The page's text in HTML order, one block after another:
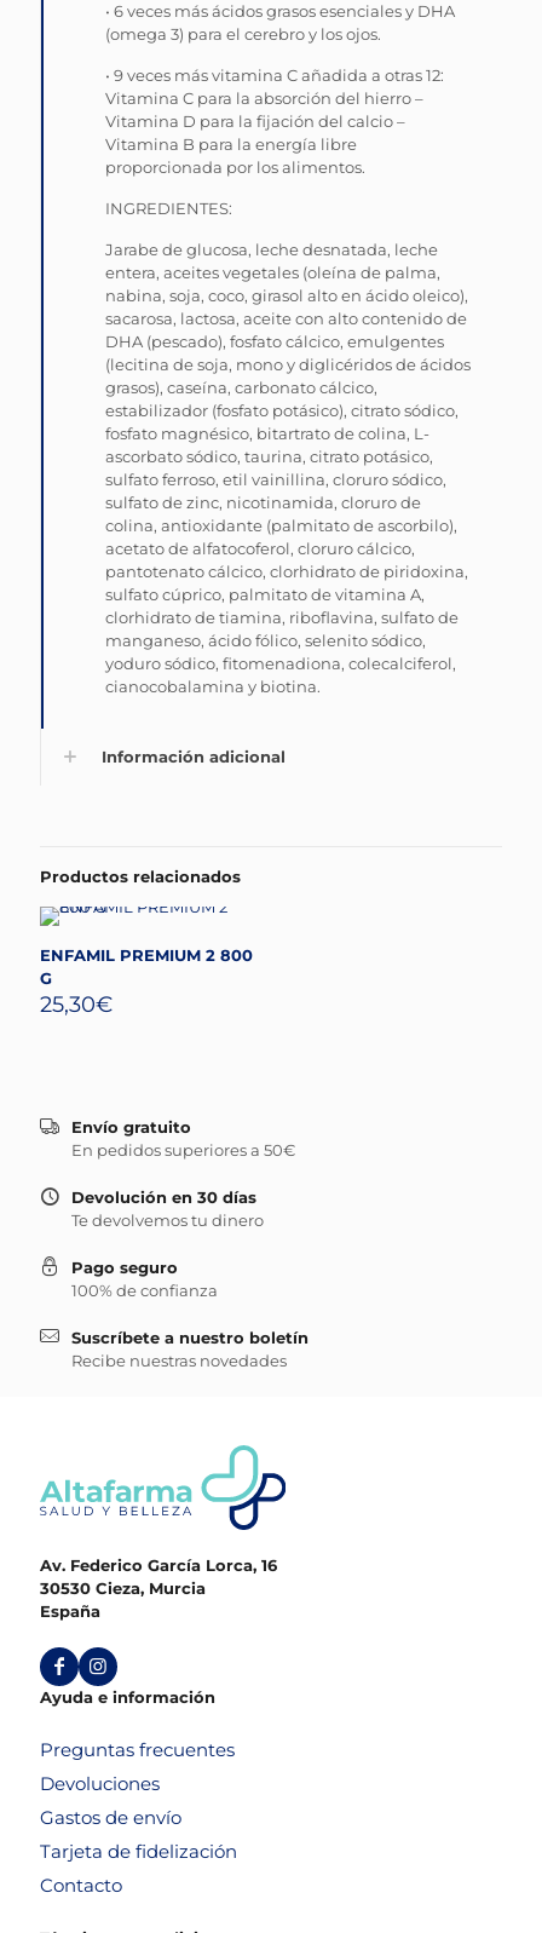
• 6 veces más ácidos grasos esenciales y DHA
(omega 3) para el cerebro y los ojos.
• 9 veces más vitamina C añadida a otras 12:
Vitamina C para la absorción del hierro –
Vitamina D para la fijación del calcio –
Vitamina B para la energía libre
proporcionada por los alimentos.
INGREDIENTES:
Jarabe de glucosa, leche desnatada, leche
entera, aceites vegetales (oleína de palma,
nabina, soja, coco, girasol alto en ácido oleico),
sacarosa, lactosa, aceite con alto contenido de
DHA (pescado), fosfato cálcico, emulgentes
(lecitina de soja, mono y diglicéridos de ácidos
grasos), caseína, carbonato cálcico,
estabilizador (fosfato potásico), citrato sódico,
fosfato magnésico, bitartrato de colina, L-
ascorbato sódico, taurina, citrato potásico,
sulfato ferroso, etil vainillina, cloruro sódico,
sulfato de zinc, nicotinamida, cloruro de
colina, antioxidante (palmitato de ascorbilo),
acetato de alfatocoferol, cloruro cálcico,
pantotenato cálcico, clorhidrato de piridoxina,
sulfato cúprico, palmitato de vitamina A,
clorhidrato de tiamina, riboflavina, sulfato de
manganeso, ácido fólico, selenito sódico,
yoduro sódico, fitomenadiona, colecalciferol,
cianocobalamina y biotina.
Información adicional
Productos relacionados
ENFAMIL PREMIUM 2 800
G
25,30€
Envío gratuito
En pedidos superiores a 50€
Devolución en 30 días
Te devolvemos tu dinero
Pago seguro
100% de confianza
Suscríbete a nuestro boletín
Recibe nuestras novedades
Av. Federico García Lorca, 16
30530 Cieza, Murcia
España
Ayuda e información
Preguntas frecuentes
Devoluciones
Gastos de envío
Tarjeta de fidelización
Contacto